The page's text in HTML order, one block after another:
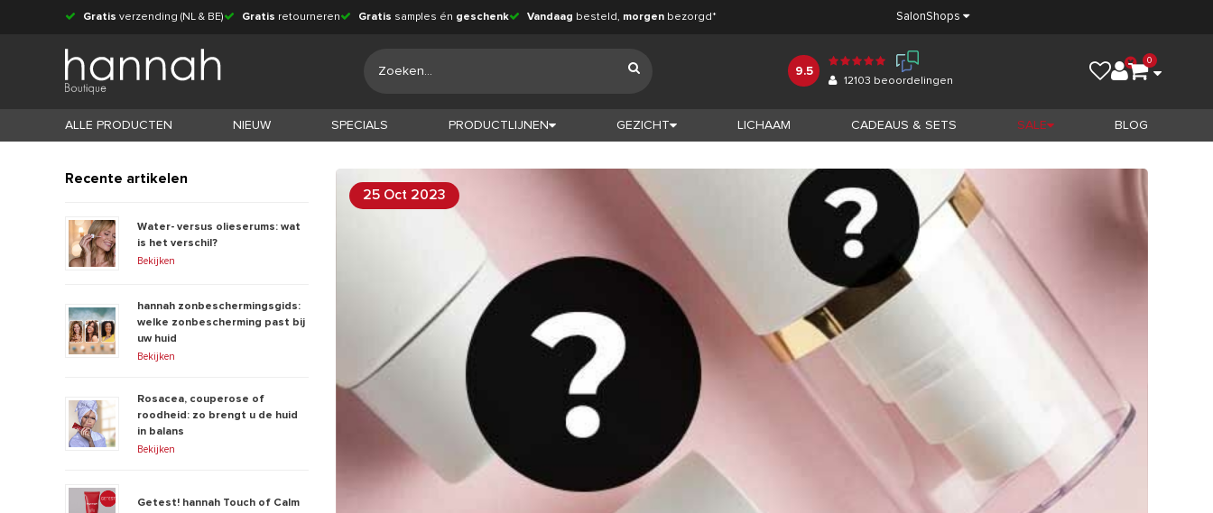
Gratis verzending (NL & BE) Gratis retourneren Gratis samples én geschenk Vandaag besteld, morgen bezorgd* SalonShops
9.5
12103 beoordelingen
0
ALLE PRODUCTEN NIEUW SPECIALS PRODUCTLIJNEN GEZICHT LICHAAM CADEAUS & SETS SALE BLOG
Recente artikelen
Water- versus olieserums: wat
is het verschil?
Bekijken
hannah zonbeschermingsgids:
welke zonbescherming past bij
uw huid
Bekijken
Rosacea, couperose of
roodheid: zo brengt u de huid
in balans
Bekijken
Getest! hannah Touch of Calm
25 Oct 2023